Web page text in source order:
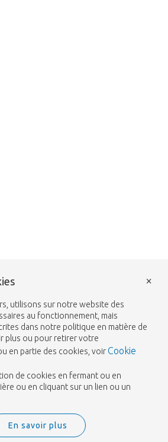
utilisons sur notre website des
au fonctionnement, mais
dans notre politique en matière de
plus ou pour retirer votre
en partie des cookies, voirCookie
de cookies en fermant ou en
ou en cliquant sur un lien ou un
En savoir plus
×